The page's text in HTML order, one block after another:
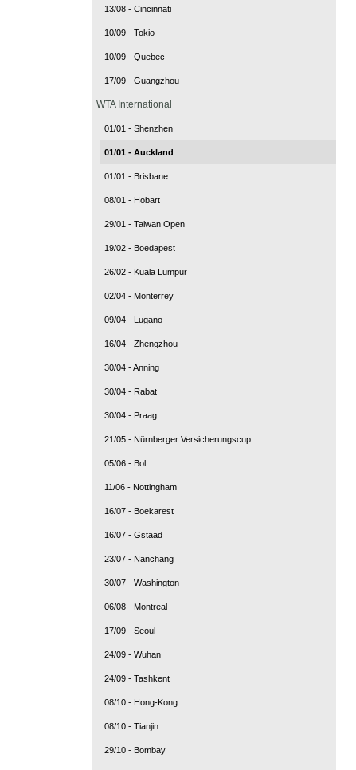
13/08 - Cincinnati
10/09 - Tokio
10/09 - Quebec
17/09 - Guangzhou
WTA International
01/01 - Shenzhen
01/01 - Auckland
01/01 - Brisbane
08/01 - Hobart
29/01 - Taiwan Open
19/02 - Boedapest
26/02 - Kuala Lumpur
02/04 - Monterrey
09/04 - Lugano
16/04 - Zhengzhou
30/04 - Anning
30/04 - Rabat
30/04 - Praag
21/05 - Nürnberger Versicherungscup
05/06 - Bol
11/06 - Nottingham
16/07 - Boekarest
16/07 - Gstaad
23/07 - Nanchang
30/07 - Washington
06/08 - Montreal
17/09 - Seoul
24/09 - Wuhan
24/09 - Tashkent
08/10 - Hong-Kong
08/10 - Tianjin
29/10 - Bombay